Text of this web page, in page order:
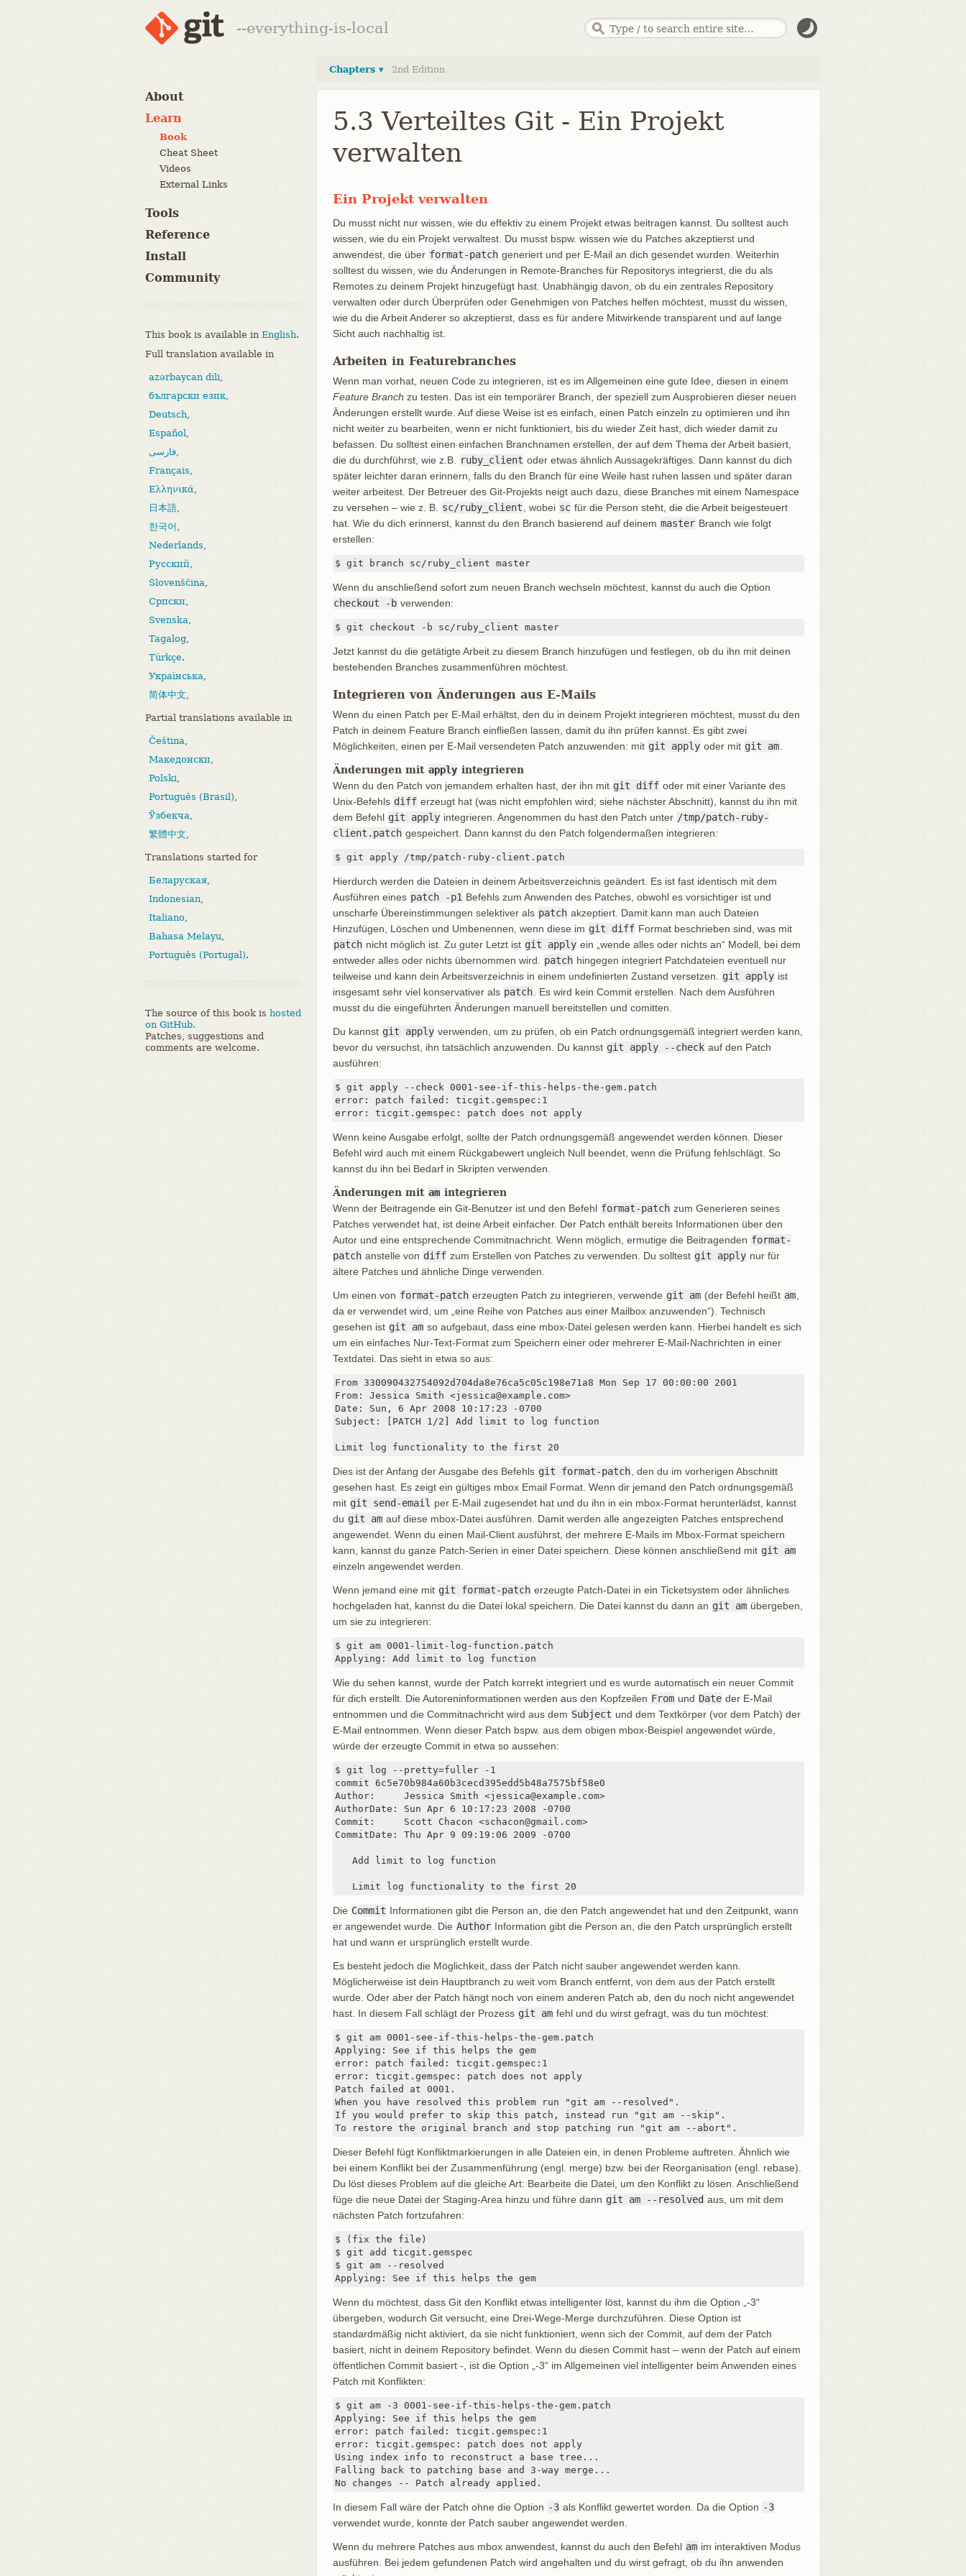
--everything-is-local
About
Learn
Book
Cheat Sheet
Videos
External Links
Tools
Reference
Install
Community
This book is available in English.
Full translation available in
azərbaycan dili,
български език,
Deutsch,
Español,
فارسی,
Français,
Ελληνικά,
日本語,
한국어 ,
Nederlands,
Русский,
Slovenščina,
Српски,
Svenska,
Tagalog,
Türkçe.
Українська,
简体中文,
Partial translations available in
Čeština,
Македонски,
Polski,
Português (Brasil),
Ўзбекча,
繁體中文,
Translations started for
Беларуская,
Indonesian,
Italiano,
Bahasa Melayu,
Português (Portugal).
The source of this book is hosted
on GitHub.
Patches, suggestions and
comments are welcome.
Chapters ▾ 2nd Edition
5.3 Verteiltes Git - Ein Projekt
verwalten
Ein Projekt verwalten
Du musst nicht nur wissen, wie du effektiv zu einem Projekt etwas beitragen kannst. Du solltest auch
wissen, wie du ein Projekt verwaltest. Du musst bspw. wissen wie du Patches akzeptierst und
anwendest, die über format-patch generiert und per E-Mail an dich gesendet wurden. Weiterhin
solltest du wissen, wie du Änderungen in Remote-Branches für Repositorys integrierst, die du als
Remotes zu deinem Projekt hinzugefügt hast. Unabhängig davon, ob du ein zentrales Repository
verwalten oder durch Überprüfen oder Genehmigen von Patches helfen möchtest, musst du wissen,
wie du die Arbeit Anderer so akzeptierst, dass es für andere Mitwirkende transparent und auf lange
Sicht auch nachhaltig ist.
Arbeiten in Featurebranches
Wenn man vorhat, neuen Code zu integrieren, ist es im Allgemeinen eine gute Idee, diesen in einem
Feature Branch zu testen. Das ist ein temporärer Branch, der speziell zum Ausprobieren dieser neuen
Änderungen erstellt wurde. Auf diese Weise ist es einfach, einen Patch einzeln zu optimieren und ihn
nicht weiter zu bearbeiten, wenn er nicht funktioniert, bis du wieder Zeit hast, dich wieder damit zu
befassen. Du solltest einen einfachen Branchnamen erstellen, der auf dem Thema der Arbeit basiert,
die du durchführst, wie z.B.
ruby_client oder etwas ähnlich Aussagekräftiges. Dann kannst du dich
später leichter daran erinnern, falls du den Branch für eine Weile hast ruhen lassen und später daran
weiter arbeitest. Der Betreuer des Git-Projekts neigt auch dazu, diese Branches mit einem Namespace
zu versehen – wie z. B.
sc/ruby_client , wobei sc für die Person steht, die die Arbeit beigesteuert
hat. Wie du dich erinnerst, kannst du den Branch basierend auf deinem master Branch wie folgt
erstellen:
$ git branch sc/ruby_client master
Wenn du anschließend sofort zum neuen Branch wechseln möchtest, kannst du auch die Option
checkout -b verwenden:
$ git checkout -b sc/ruby_client master
Jetzt kannst du die getätigte Arbeit zu diesem Branch hinzufügen und festlegen, ob du ihn mit deinen
bestehenden Branches zusammenführen möchtest.
Integrieren von Änderungen aus E-Mails
Wenn du einen Patch per E-Mail erhältst, den du in deinem Projekt integrieren möchtest, musst du den
Patch in deinem Feature Branch einfließen lassen, damit du ihn prüfen kannst. Es gibt zwei
Möglichkeiten, einen per E-Mail versendeten Patch anzuwenden: mit git apply oder mit git am
Änderungen mit apply integrieren
Wenn du den Patch von jemandem erhalten hast, der ihn mit git diff oder mit einer Variante des
Unix-Befehls diff erzeugt hat (was nicht empfohlen wird; siehe nächster Abschnitt), kannst du ihn mit
dem Befehl git apply integrieren. Angenommen du hast den Patch unter /tmp/patch-ruby-
client.patch gespeichert. Dann kannst du den Patch folgendermaßen integrieren:
$ git apply /tmp/patch-ruby-client.patch
Hierdurch werden die Dateien in deinem Arbeitsverzeichnis geändert. Es ist fast identisch mit dem
Ausführen eines patch -p1 Befehls zum Anwenden des Patches, obwohl es vorsichtiger ist und
unscharfe Übereinstimmungen selektiver als patch akzeptiert. Damit kann man auch Dateien
Hinzufügen, Löschen und Umbenennen, wenn diese im git diff Format beschrieben sind, was mit
patch nicht möglich ist. Zu guter Letzt ist git apply ein „wende alles oder nichts an“ Modell, bei dem
entweder alles oder nichts übernommen wird.
patch hingegen integriert Patchdateien eventuell nur
teilweise und kann dein Arbeitsverzeichnis in einem undefinierten Zustand versetzen.
git apply ist
insgesamt sehr viel konservativer als patch . Es wird kein Commit erstellen. Nach dem Ausführen
musst du die eingeführten Änderungen manuell bereitstellen und comitten.
Du kannst git apply verwenden, um zu prüfen, ob ein Patch ordnungsgemäß integriert werden kann,
bevor du versuchst, ihn tatsächlich anzuwenden. Du kannst git apply --check auf den Patch
ausführen:
$ git apply --check 0001-see-if-this-helps-the-gem.patch
error: patch failed: ticgit.gemspec:1
error: ticgit.gemspec: patch does not apply
Wenn keine Ausgabe erfolgt, sollte der Patch ordnungsgemäß angewendet werden können. Dieser
Befehl wird auch mit einem Rückgabewert ungleich Null beendet, wenn die Prüfung fehlschlägt. So
kannst du ihn bei Bedarf in Skripten verwenden.
Änderungen mit am integrieren
Wenn der Beitragende ein Git-Benutzer ist und den Befehl format-patch zum Generieren seines
Patches verwendet hat, ist deine Arbeit einfacher. Der Patch enthält bereits Informationen über den
Autor und eine entsprechende Commitnachricht. Wenn möglich, ermutige die Beitragenden format-
patch anstelle von diff zum Erstellen von Patches zu verwenden. Du solltest git apply nur für
ältere Patches und ähnliche Dinge verwenden.
Um einen von format-patch erzeugten Patch zu integrieren, verwende git am (der Befehl heißt am
da er verwendet wird, um „eine Reihe von Patches aus einer Mailbox anzuwenden“). Technisch
gesehen ist git am so aufgebaut, dass eine mbox-Datei gelesen werden kann. Hierbei handelt es sich
um ein einfaches Nur-Text-Format zum Speichern einer oder mehrerer E-Mail-Nachrichten in einer
Textdatei. Das sieht in etwa so aus:
From 330090432754092d704da8e76ca5c05c198e71a8 Mon Sep 17 00:00:00 2001
From: Jessica Smith <jessica@example.com>
Date: Sun, 6 Apr 2008 10:17:23 -0700
Subject: [PATCH 1/2] Add limit to log function
Limit log functionality to the first 20
Dies ist der Anfang der Ausgabe des Befehls git format-patch , den du im vorherigen Abschnitt
gesehen hast. Es zeigt ein gültiges mbox Email Format. Wenn dir jemand den Patch ordnungsgemäß
mit git send-email per E-Mail zugesendet hat und du ihn in ein mbox-Format herunterlädst, kannst
du git am auf diese mbox-Datei ausführen. Damit werden alle angezeigten Patches entsprechend
angewendet. Wenn du einen Mail-Client ausführst, der mehrere E-Mails im Mbox-Format speichern
kann, kannst du ganze Patch-Serien in einer Datei speichern. Diese können anschließend mit git am
einzeln angewendet werden.
Wenn jemand eine mit git format-patch erzeugte Patch-Datei in ein Ticketsystem oder ähnliches
hochgeladen hat, kannst du die Datei lokal speichern. Die Datei kannst du dann an git am übergeben,
um sie zu integrieren:
$ git am 0001-limit-log-function.patch
Applying: Add limit to log function
Wie du sehen kannst, wurde der Patch korrekt integriert und es wurde automatisch ein neuer Commit
für dich erstellt. Die Autoreninformationen werden aus den Kopfzeilen From und Date der E-Mail
entnommen und die Commitnachricht wird aus dem Subject und dem Textkörper (vor dem Patch) der
E-Mail entnommen. Wenn dieser Patch bspw. aus dem obigen mbox-Beispiel angewendet würde,
würde der erzeugte Commit in etwa so aussehen:
$ git log --pretty=fuller -1
commit 6c5e70b984a60b3cecd395edd5b48a7575bf58e0
Author:     Jessica Smith <jessica@example.com>
AuthorDate: Sun Apr 6 10:17:23 2008 -0700
Commit:     Scott Chacon <schacon@gmail.com>
CommitDate: Thu Apr 9 09:19:06 2009 -0700
   Add limit to log function
   Limit log functionality to the first 20
Die Commit Informationen gibt die Person an, die den Patch angewendet hat und den Zeitpunkt, wann
er angewendet wurde. Die Author Information gibt die Person an, die den Patch ursprünglich erstellt
hat und wann er ursprünglich erstellt wurde.
Es besteht jedoch die Möglichkeit, dass der Patch nicht sauber angewendet werden kann.
Möglicherweise ist dein Hauptbranch zu weit vom Branch entfernt, von dem aus der Patch erstellt
wurde. Oder aber der Patch hängt noch von einem anderen Patch ab, den du noch nicht angewendet
hast. In diesem Fall schlägt der Prozess git am fehl und du wirst gefragt, was du tun möchtest:
$ git am 0001-see-if-this-helps-the-gem.patch
Applying: See if this helps the gem
error: patch failed: ticgit.gemspec:1
error: ticgit.gemspec: patch does not apply
Patch failed at 0001.
When you have resolved this problem run "git am --resolved".
If you would prefer to skip this patch, instead run "git am --skip".
To restore the original branch and stop patching run "git am --abort".
Dieser Befehl fügt Konfliktmarkierungen in alle Dateien ein, in denen Probleme auftreten. Ähnlich wie
bei einem Konflikt bei der Zusammenführung (engl. merge) bzw. bei der Reorganisation (engl. rebase).
Du löst dieses Problem auf die gleiche Art: Bearbeite die Datei, um den Konflikt zu lösen. Anschließend
füge die neue Datei der Staging-Area hinzu und führe dann git am --resolved aus, um mit dem
nächsten Patch fortzufahren:
$ (fix the file)
$ git add ticgit.gemspec
$ git am --resolved
Applying: See if this helps the gem
Wenn du möchtest, dass Git den Konflikt etwas intelligenter löst, kannst du ihm die Option „-3“
übergeben, wodurch Git versucht, eine Drei-Wege-Merge durchzuführen. Diese Option ist
standardmäßig nicht aktiviert, da sie nicht funktioniert, wenn sich der Commit, auf dem der Patch
basiert, nicht in deinem Repository befindet. Wenn du diesen Commit hast – wenn der Patch auf einem
öffentlichen Commit basiert -, ist die Option „-3“ im Allgemeinen viel intelligenter beim Anwenden eines
Patch mit Konflikten:
$ git am -3 0001-see-if-this-helps-the-gem.patch
Applying: See if this helps the gem
error: patch failed: ticgit.gemspec:1
error: ticgit.gemspec: patch does not apply
Using index info to reconstruct a base tree...
Falling back to patching base and 3-way merge...
No changes -- Patch already applied.
In diesem Fall wäre der Patch ohne die Option -3 als Konflikt gewertet worden. Da die Option -3
verwendet wurde, konnte der Patch sauber angewendet werden.
Wenn du mehrere Patches aus mbox anwendest, kannst du auch den Befehl am im interaktiven Modus
ausführen. Bei jedem gefundenen Patch wird angehalten und du wirst gefragt, ob du ihn anwenden